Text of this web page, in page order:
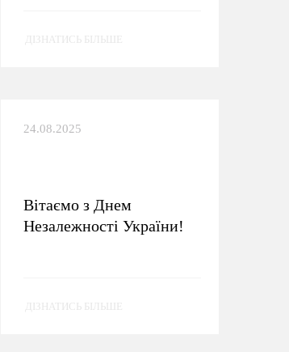
ДІЗНАТИСЬ БІЛЬШЕ
24.08.2025
Вітаємо з Днем
Незалежності України!
ДІЗНАТИСЬ БІЛЬШЕ